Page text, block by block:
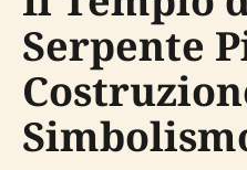
Serpente